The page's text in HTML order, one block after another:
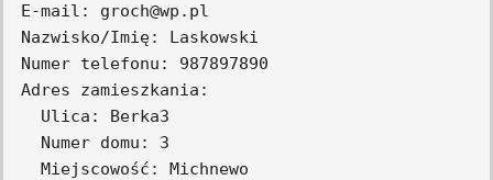
E-mail: groch@wp.pl
Nazwisko/Imię: Laskowski
Numer telefonu: 987897890
Adres zamieszkania:
  Ulica: Berka3
  Numer domu: 3
  Miejscowość: Michnewo